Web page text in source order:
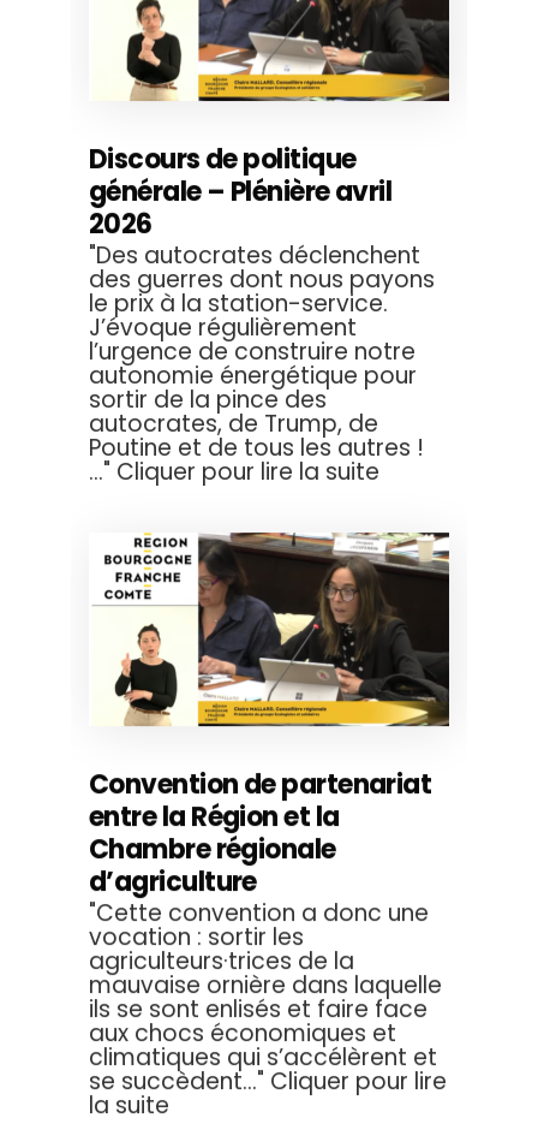
Discours de politique
générale – Plénière avril
2026
"Des autocrates déclenchent
des guerres dont nous payons
le prix à la station-service.
J’évoque régulièrement
l’urgence de construire notre
autonomie énergétique pour
sortir de la pince des
autocrates, de Trump, de
Poutine et de tous les autres !
..." Cliquer pour lire la suite
Convention de partenariat
entre la Région et la
Chambre régionale
d’agriculture
"Cette convention a donc une
vocation : sortir les
agriculteurs·trices de la
mauvaise ornière dans laquelle
ils se sont enlisés et faire face
aux chocs économiques et
climatiques qui s’accélèrent et
se succèdent..." Cliquer pour lire
la suite